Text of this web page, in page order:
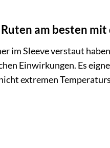
am besten mit
im Sleeve verstaut
Einwirkungen. Es
extremen